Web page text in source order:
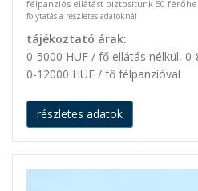
félpanziós ellátást biztositunk 50
folytatás a részletes adatoknál
tájékoztató árak:
0-5000 HUF / fő ellátás nélkül,
0-12000 HUF / fő félpanzióval
részletes adatok